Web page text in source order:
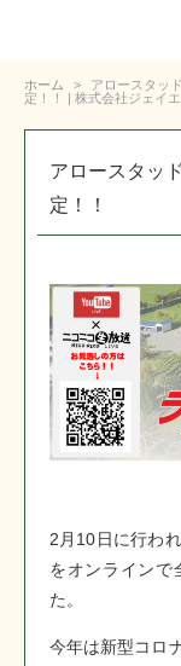
ホーム アロースタッド
定！！ | 株式会社ジェイエ
アロースタッ
定！！
2月10日に行わ
をオンラインで
た。
今年は新型コロ